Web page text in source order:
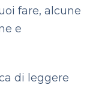
fare, alcune
e
di leggere